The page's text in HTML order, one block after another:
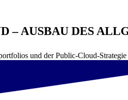
– AUSBAU DES
und der Public-Cloud-Strategie